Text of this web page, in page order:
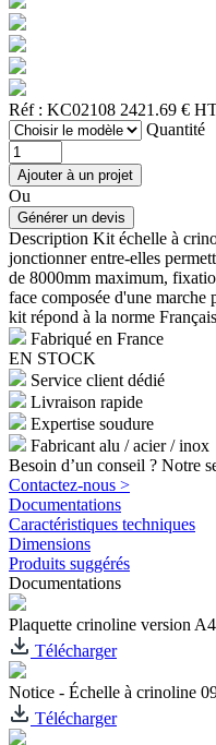
Réf : KC02108 2421.69 €
Quantité
Ou
Description Kit échelle à
jonctionner entre-elles
de 8000mm maximum,
face composée d'une
kit répond à la norme
Fabriqué en France
EN STOCK
Service client dédié
Livraison rapide
Expertise soudure
Fabricant alu / acier / inox
Besoin d’un conseil ? Notre
Contactez-nous >
Documentations
Caractéristiques techniques
Dimensions
Produits suggérés
Documentations
Plaquette crinoline version
Télécharger
Notice - Échelle à crinoline
Télécharger